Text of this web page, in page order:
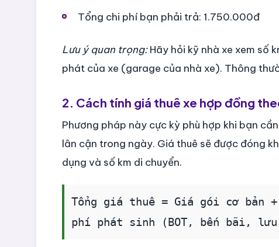
Tổng chi phí bạn phải trả: 1.750.000đ
Lưu ý quan trọng:Hãy hỏi kỹ nhà xe xem số
phát của xe (garage của nhà xe). Thông
2. Cách tính giá thuê xe hợp đồng
Phương pháp này cực kỳ phù hợp khi bạn
lân cận trong ngày. Giá thuê sẽ được đóng
dụng và số km di chuyển.
Tổng giá thuê = Giá gói cơ
phí phát sinh (BOT, bến bãi, lưu